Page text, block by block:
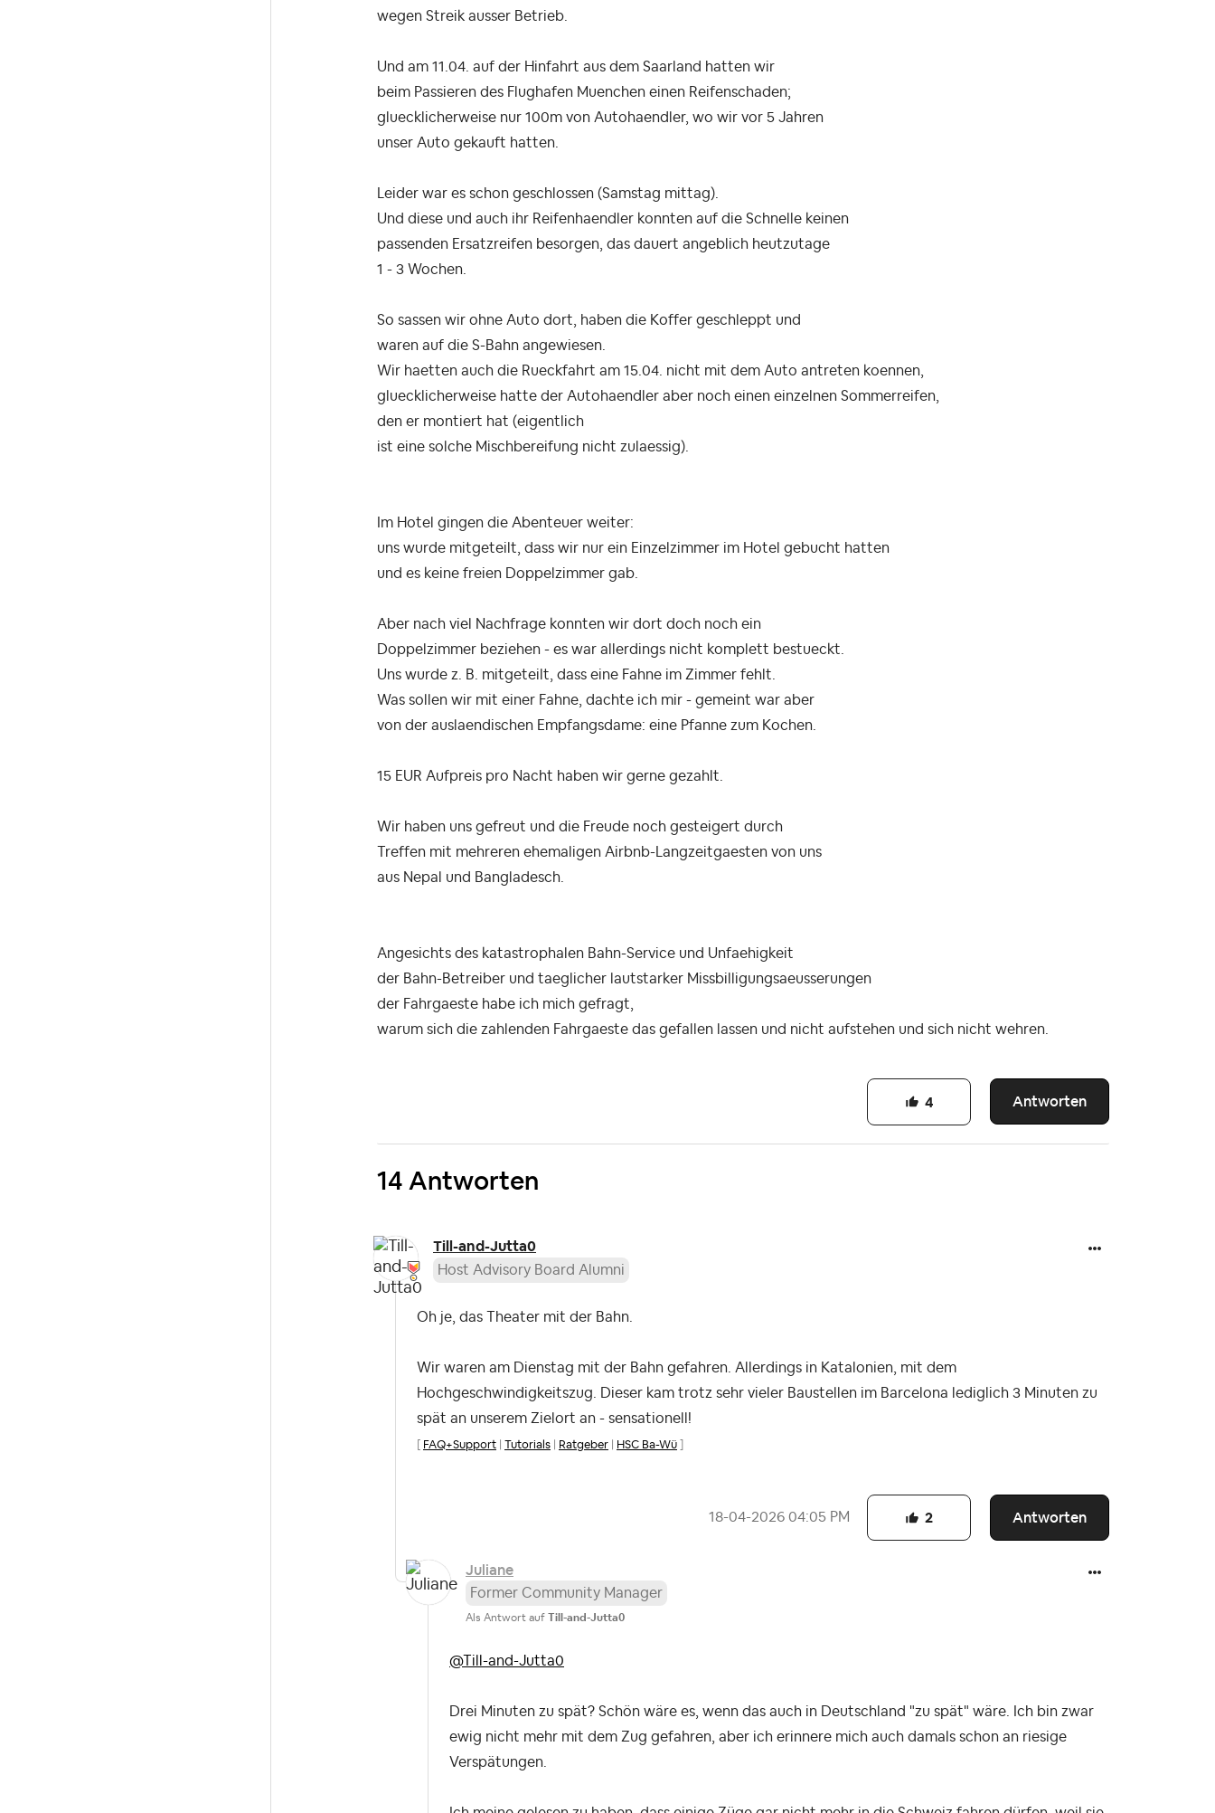
wegen Streik ausser Betrieb.
Und am 11.04. auf der Hinfahrt aus dem Saarland hatten wir
beim Passieren des Flughafen Muenchen einen Reifenschaden;
gluecklicherweise nur 100m von Autohaendler, wo wir vor 5 Jahren
unser Auto gekauft hatten.
Leider war es schon geschlossen (Samstag mittag).
Und diese und auch ihr Reifenhaendler konnten auf die Schnelle keinen
passenden Ersatzreifen besorgen, das dauert angeblich heutzutage
1 - 3 Wochen.
So sassen wir ohne Auto dort, haben die Koffer geschleppt und
waren auf die S-Bahn angewiesen.
Wir haetten auch die Rueckfahrt am 15.04. nicht mit dem Auto antreten koennen,
gluecklicherweise hatte der Autohaendler aber noch einen einzelnen Sommerreifen,
den er montiert hat (eigentlich
ist eine solche Mischbereifung nicht zulaessig).
Im Hotel gingen die Abenteuer weiter:
uns wurde mitgeteilt, dass wir nur ein Einzelzimmer im Hotel gebucht hatten
und es keine freien Doppelzimmer gab.
Aber nach viel Nachfrage konnten wir dort doch noch ein
Doppelzimmer beziehen - es war allerdings nicht komplett bestueckt.
Uns wurde z. B. mitgeteilt, dass eine Fahne im Zimmer fehlt.
Was sollen wir mit einer Fahne, dachte ich mir - gemeint war aber
von der auslaendischen Empfangsdame: eine Pfanne zum Kochen.
15 EUR Aufpreis pro Nacht haben wir gerne gezahlt.
Wir haben uns gefreut und die Freude noch gesteigert durch
Treffen mit mehreren ehemaligen Airbnb-Langzeitgaesten von uns
aus Nepal und Bangladesch.
Angesichts des katastrophalen Bahn-Service und Unfaehigkeit
der Bahn-Betreiber und taeglicher lautstarker Missbilligungsaeusserungen
der Fahrgaeste habe ich mich gefragt,
warum sich die zahlenden Fahrgaeste das gefallen lassen und nicht aufstehen und sich nicht wehren.
Antworten
4
14 Antworten
Till-and-Jutta0
Host Advisory Board Alumni
Oh je, das Theater mit der Bahn.
Wir waren am Dienstag mit der Bahn gefahren. Allerdings in Katalonien, mit dem
Hochgeschwindigkeitszug. Dieser kam trotz sehr vieler Baustellen im Barcelona lediglich 3 Minuten zu
spät an unserem Zielort an - sensationell!
[ FAQ+Support | Tutorials | Ratgeber | HSC Ba-Wü ]
‎18-04-2026 04:05 PM Antworten
2
Juliane
Former Community Manager
Als Antwort auf Till-and-Jutta0
@Till-and-Jutta0
Drei Minuten zu spät? Schön wäre es, wenn das auch in Deutschland "zu spät" wäre. Ich bin zwar
ewig nicht mehr mit dem Zug gefahren, aber ich erinnere mich auch damals schon an riesige
Verspätungen.